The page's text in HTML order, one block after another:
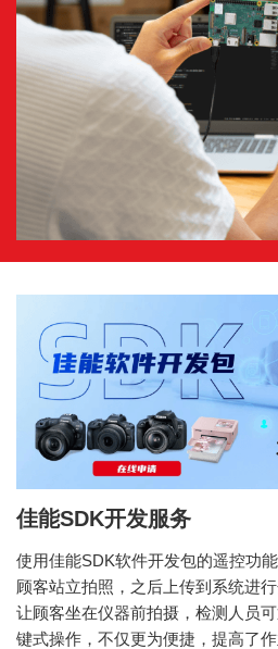
佳能SDK开发服务
使用佳能SDK软件开发包的遥控功
顾客站立拍照，之后上传到系统进
让顾客坐在仪器前拍摄，检测人员
键式操作，不仅更为便捷，提高了